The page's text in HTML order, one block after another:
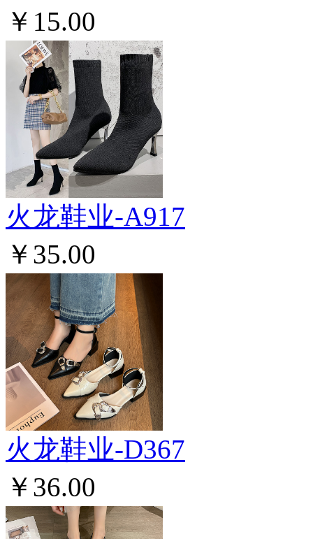
￥15.00
火龙鞋业-A917
￥35.00
火龙鞋业-D367
￥36.00